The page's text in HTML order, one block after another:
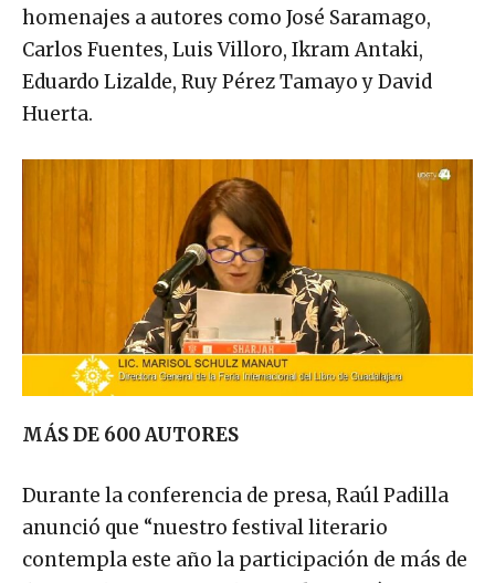
homenajes a autores como José Saramago,
Carlos Fuentes, Luis Villoro, Ikram Antaki,
Eduardo Lizalde, Ruy Pérez Tamayo y David
Huerta.
MÁS DE 600 AUTORES
Durante la conferencia de presa, Raúl Padilla
anunció que “nuestro festival literario
contempla este año la participación de más de